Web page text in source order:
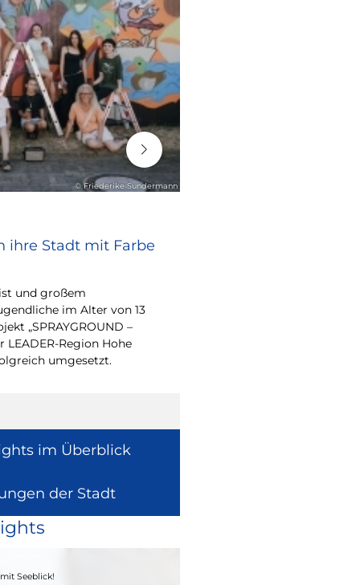
© Friederike Sundermann
ihre Stadt mit Farbe
und großem
im Alter von 13
„SPRAYGROUND –
Region Hohe
umgesetzt.
im Überblick
der Stadt
Seeblick!